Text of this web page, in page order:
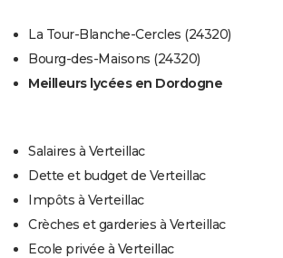
La Tour-Blanche-Cercles (24320)
Bourg-des-Maisons (24320)
Meilleurs lycées en Dordogne
Salaires à Verteillac
Dette et budget de Verteillac
Impôts à Verteillac
Crèches et garderies à Verteillac
Ecole privée à Verteillac